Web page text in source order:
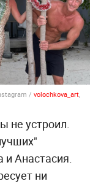
/ volochkova_art,
не устроил.
и Анастасия.
ни